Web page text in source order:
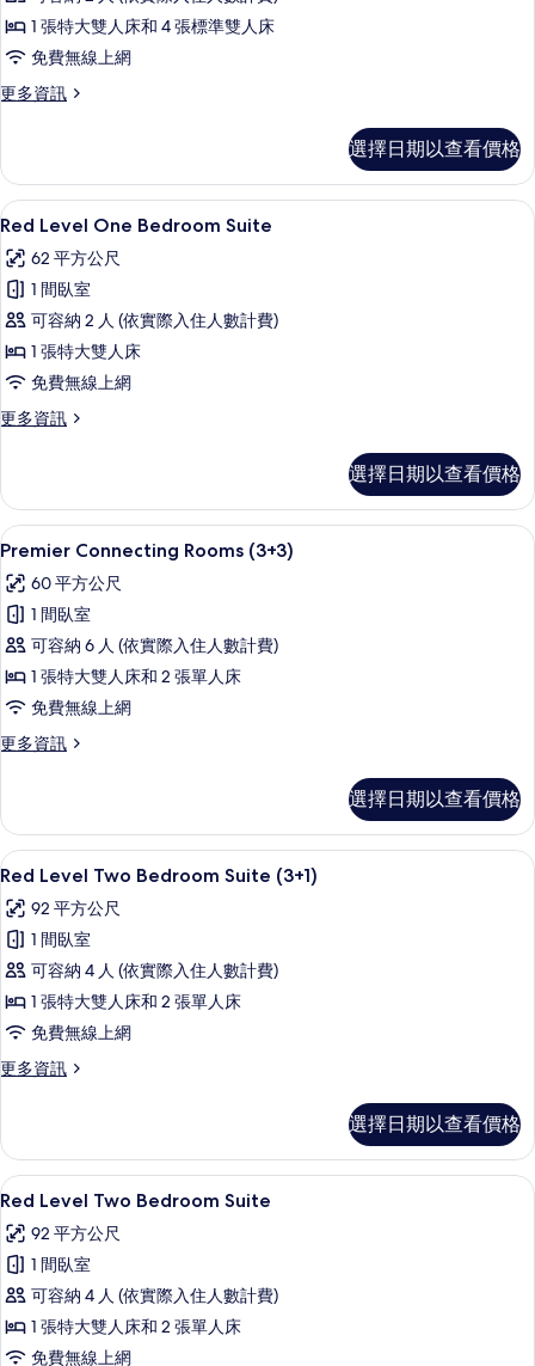
所
有
相
片
1 張特大雙人床和 4 張標準雙人床
免費無線上網
更多資訊
更
的
詳
情
選擇日期以查看價格
顯
示
Red
Level
One
Bedroom
Suite
的
相
片
高級寢具、迷你吧、客房內保險箱、書
3
Red Level One Bedroom Suite
62 平方公尺
1 間臥室
可容納 2 人 (依實際入住人數計費)
1 張特大雙人床
免費無線上網
更多資訊
更
One
Bedroom
Suite
詳
情
選擇日期以查看價格
顯
示
Premier
Connecting
Rooms
(3+3)
的
所
片
高級寢具、迷你吧、客房內保險箱、書
4
Premier Connecting Rooms (3+3)
60 平方公尺
1 間臥室
可容納 6 人 (依實際入住人數計費)
1 張特大雙人床和 2 張單人床
免費無線上網
更多資訊
更
Rooms
(3+3)
的
情
選擇日期以查看價格
顯
示
Red
Level
Two
Bedroom
Suite
(3+1)
有
相
片
高級寢具、迷你吧、客房內保險箱、書
4
Red Level Two Bedroom Suite (3+1)
92 平方公尺
1 間臥室
可容納 4 人 (依實際入住人數計費)
1 張特大雙人床和 2 張單人床
免費無線上網
更多資訊
更
Two
Bedroom
Suite
的
詳
選擇日期以查看價格
顯
示
Red
Level
Two
Bedroom
Suite
高級寢具、迷你吧、客房內保險箱、書
4
Red Level Two Bedroom Suite
92 平方公尺
1 間臥室
可容納 4 人 (依實際入住人數計費)
1 張特大雙人床和 2 張單人床
免費無線上網